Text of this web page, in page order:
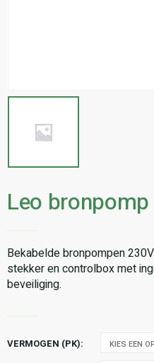
Leo
Bekabelde bronpompen
stekker en controlbox met
beveiliging.
VERMOGEN (PK)